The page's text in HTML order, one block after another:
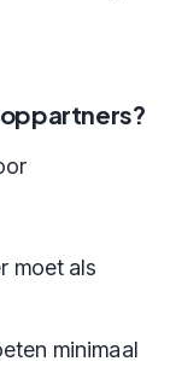
moet als
minimaal